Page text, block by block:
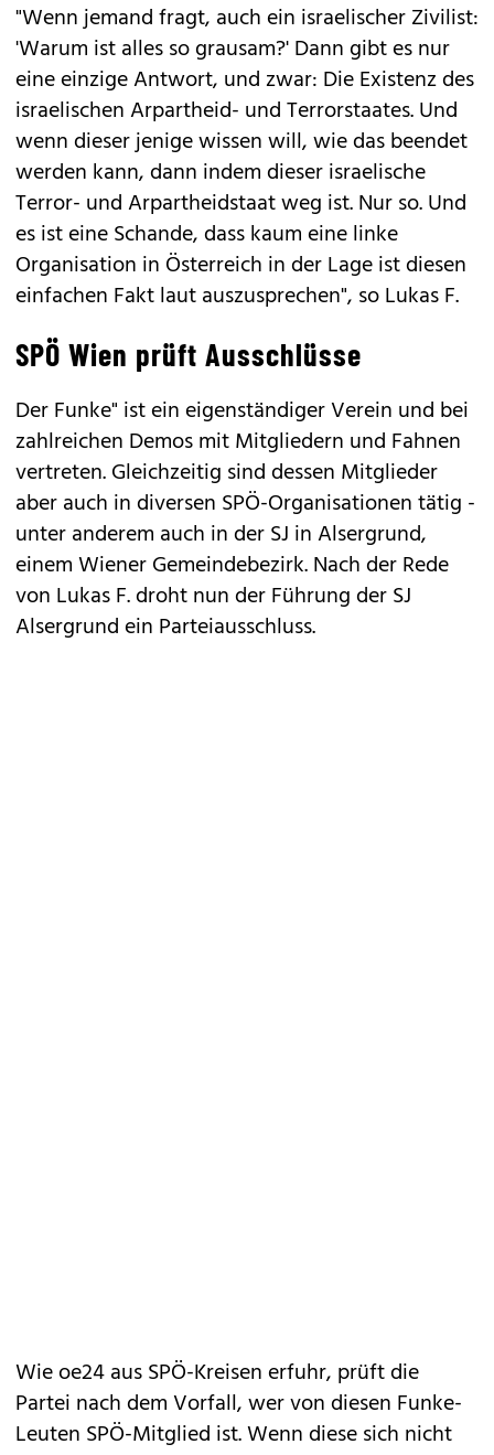
"Wenn jemand fragt, auch ein israelischer Zivilist:
'Warum ist alles so grausam?' Dann gibt es nur
eine einzige Antwort, und zwar: Die Existenz des
israelischen Arpartheid- und Terrorstaates. Und
wenn dieser jenige wissen will, wie das beendet
werden kann, dann indem dieser israelische
Terror- und Arpartheidstaat weg ist. Nur so. Und
es ist eine Schande, dass kaum eine linke
Organisation in Österreich in der Lage ist diesen
einfachen Fakt laut auszusprechen", so Lukas F.
SPÖ Wien prüft Ausschlüsse
Der Funke" ist ein eigenständiger Verein und bei
zahlreichen Demos mit Mitgliedern und Fahnen
vertreten. Gleichzeitig sind dessen Mitglieder
aber auch in diversen SPÖ-Organisationen tätig -
unter anderem auch in der SJ in Alsergrund,
einem Wiener Gemeindebezirk. Nach der Rede
von Lukas F. droht nun der Führung der SJ
Alsergrund ein Parteiausschluss.
Wie oe24 aus SPÖ-Kreisen erfuhr, prüft die
Partei nach dem Vorfall, wer von diesen Funke-
Leuten SPÖ-Mitglied ist. Wenn diese sich nicht